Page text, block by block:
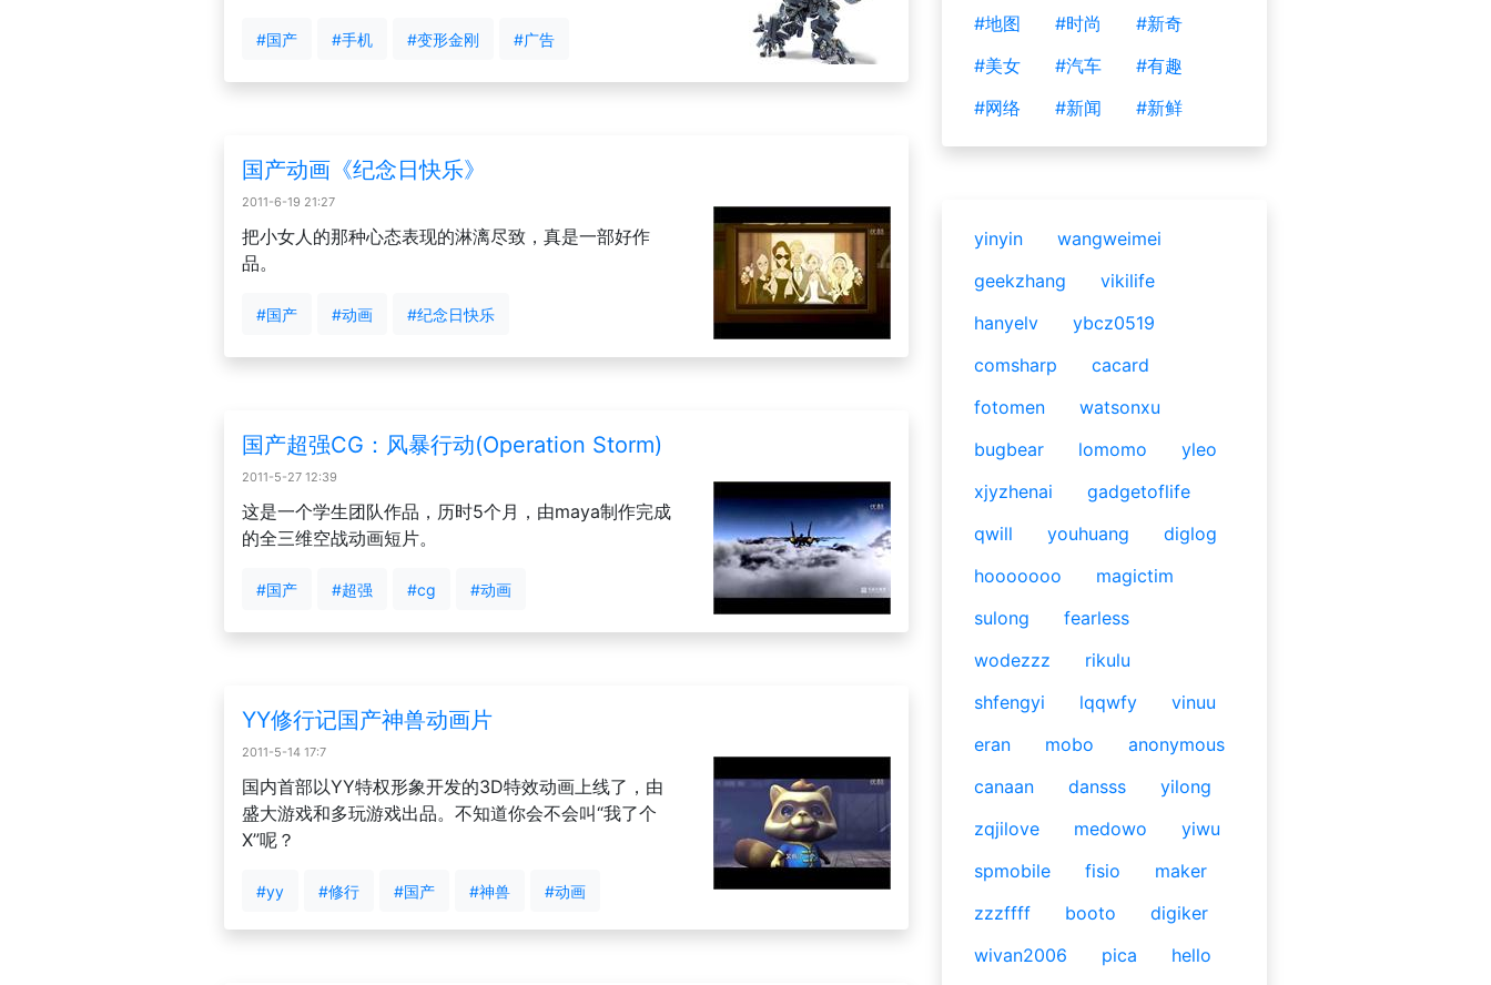
#国产 #手机 #变形金刚 #广告
国产动画《纪念日快乐》
2011-6-19 21:27
把小女人的那种心态表现的淋漓尽致，真是一部好作
品。
#国产 #动画 #纪念日快乐
国产超强CG：风暴行动(Operation Storm)
2011-5-27 12:39
这是一个学生团队作品，历时5个月，由maya制作完成
的全三维空战动画短片。
#国产 #超强 #cg #动画
YY修行记国产神兽动画片
2011-5-14 17:7
国内首部以YY特权形象开发的3D特效动画上线了，由
盛大游戏和多玩游戏出品。不知道你会不会叫“我了个
X”呢？
#yy #修行 #国产 #神兽 #动画
#地图
#时尚
#新奇
#美女
#汽车
#有趣
#网络
#新闻 #新鲜
yinyin
wangweimei
geekzhang
vikilife
hanyelv
ybcz0519
comsharp
cacard
fotomen
watsonxu
bugbear
lomomo
yleo
xjyzhenai
gadgetoflife
qwill
youhuang
diglog
hooooooo
magictim
sulong
fearless
wodezzz
rikulu
shfengyi
lqqwfy
vinuu
eran
mobo
anonymous
canaan
dansss
yilong
zqjilove
medowo
yiwu
spmobile
fisio
maker
zzzffff
booto
digiker
wivan2006
pica
hello